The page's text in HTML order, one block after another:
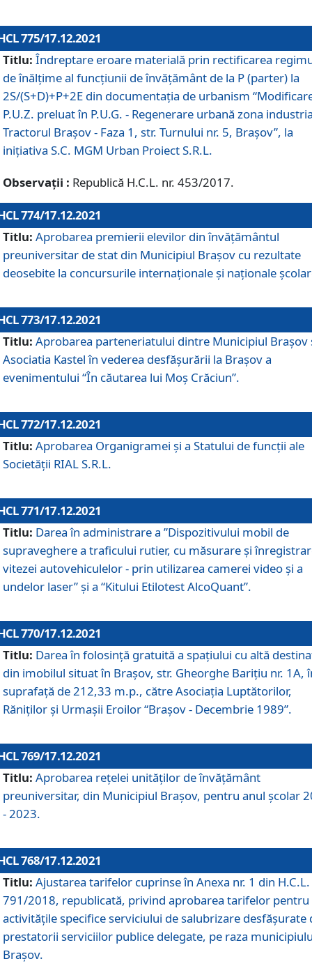
775/17.12.2021
Titlu: Îndreptare eroare materială prin rectificarea
de înălţime al funcţiunii de învăţământ de la P (parter) la
2S/(S+D)+P+2E din documentaţia de urbanism
P.U.Z. preluat în P.U.G. - Regenerare urbană zona
Tractorul Braşov - Faza 1, str. Turnului nr. 5, Braşov”, la
iniţiativa S.C. MGM Urban Proiect S.R.L.
Observații : Republică H.C.L. nr. 453/2017.
774/17.12.2021
Titlu: Aprobarea premierii elevilor din învățământul
preuniversitar de stat din Municipiul Brașov cu rezultate
deosebite la concursurile internaționale și naționale
773/17.12.2021
Titlu: Aprobarea parteneriatului dintre Municipiul Brașov
Asociatia Kastel în vederea desfăşurării la Brașov a
evenimentului “În căutarea lui Moș Crăciun”.
772/17.12.2021
Titlu: Aprobarea Organigramei şi a Statului de funcţii ale
Societăţii RIAL S.R.L.
771/17.12.2021
Titlu: Darea în administrare a ”Dispozitivului mobil de
supraveghere a traficului rutier, cu măsurare și
vitezei autovehiculelor - prin utilizarea camerei video și a
undelor laser” și a “Kitului Etilotest AlcoQuant”.
770/17.12.2021
Titlu: Darea în folosinţă gratuită a spaţiului cu altă
din imobilul situat în Braşov, str. Gheorghe Bariţiu nr. 1A,
suprafaţă de 212,33 m.p., către Asociaţia Luptătorilor,
Răniţilor şi Urmaşii Eroilor “Braşov - Decembrie 1989”.
769/17.12.2021
Titlu: Aprobarea reţelei unităţilor de învăţământ
preuniversitar, din Municipiul Braşov, pentru anul şcolar
- 2023.
768/17.12.2021
Titlu: Ajustarea tarifelor cuprinse în Anexa nr. 1 din H.C.L.
791/2018, republicată, privind aprobarea tarifelor pentru
activităţile specifice serviciului de salubrizare desfăşurate
prestatorii serviciilor publice delegate, pe raza
Braşov.